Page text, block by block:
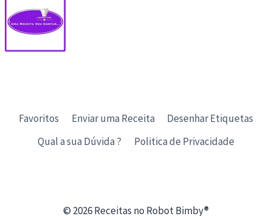
Favoritos Enviar uma Receita
Desenhar Etiquetas
Qual a sua Dúvida ?
Politica de Privacidade
© 2026 Receitas no Robot Bimby®